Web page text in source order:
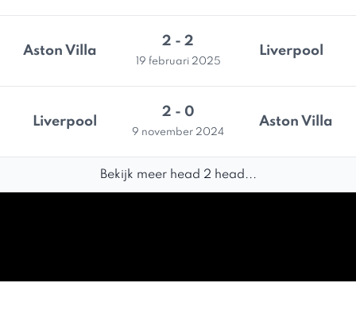
Aston Villa
2 - 2
19 februari 2025
Liverpool
Liverpool
2 - 0
9 november 2024
Aston Villa
Bekijk meer head 2 head...